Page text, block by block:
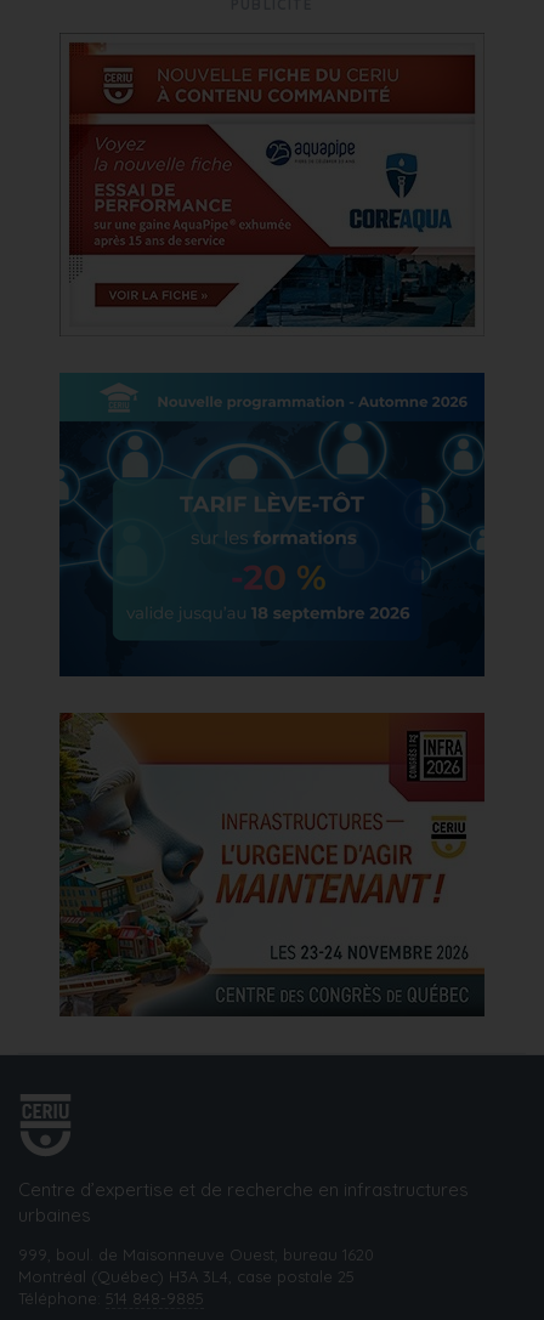
Centre d’expertise et de recherche en infrastructures
urbaines
999, boul. de Maisonneuve Ouest, bureau 1620
Montréal (Québec) H3A 3L4, case postale 25
Téléphone: 514 848-9885